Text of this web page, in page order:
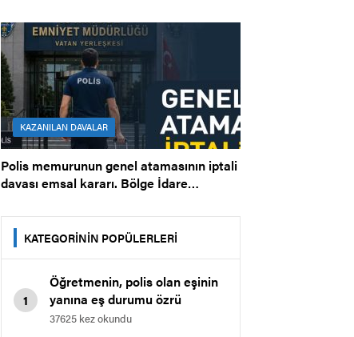
KAZANILAN DAVALAR
Polis memurunun genel atamasının iptali
davası emsal kararı. Bölge İdare
KATEGORİNİN POPÜLERLERİ
1
Öğretmenin, polis olan eşinin
yanına eş durumu özrü
nedeniyle il içi atamasına dair
37625 kez okundu